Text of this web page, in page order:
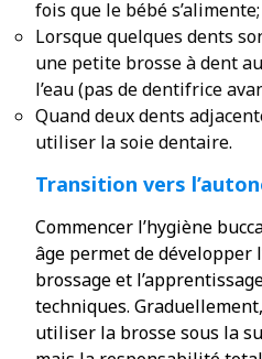
fois que le bébé s’alimente;
Lorsque quelques dents
une petite brosse à dent
l’eau (pas de dentifrice
Quand deux dents
utiliser la soie dentaire.
Transition vers
Commencer l’hygiène
âge permet de développer
brossage et
techniques.
utiliser la brosse sous la